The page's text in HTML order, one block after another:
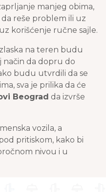
manjeg obima,
reše problem ili uz
korišćenje ručne sajle.
na teren budu
način da dopru do
budu utvrdili da se
sva je prilika da će
Beograd da izvrše
vozila, a
pritiskom, kako bi
nivou i u